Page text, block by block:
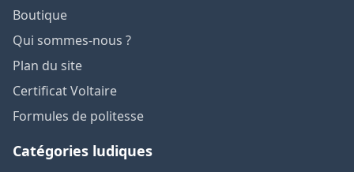
Boutique
Qui sommes-nous ?
Plan du site
Certificat Voltaire
Formules de politesse
Catégories ludiques